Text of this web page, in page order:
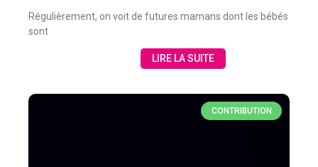
Régulièrement, on voit de futures mamans dont les bébés
sont
LIRE LA SUITE
CONTRIBUTION